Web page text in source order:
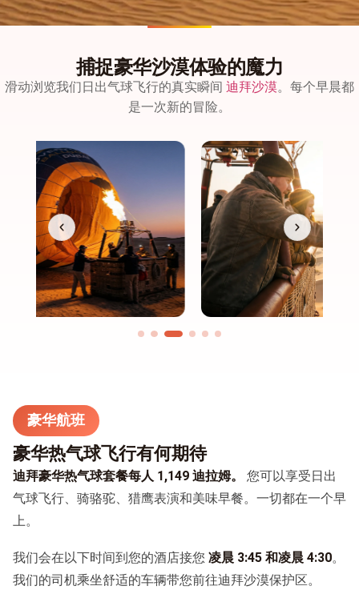
捕捉豪华沙漠体验的魔力
滑动浏览我们日出气球飞行的真实瞬间 迪拜沙漠。每个早晨都
是一次新的冒险。
豪华航班
豪华热气球飞行有何期待
迪拜豪华热气球套餐每人 1,149 迪拉姆。
您可以享受日出
气球飞行、骑骆驼、猎鹰表演和美味早餐。一切都在一个早
上。
我们会在以下时间到您的酒店接您 凌晨 3:45 和凌晨 4:30。
我们的司机乘坐舒适的车辆带您前往迪拜沙漠保护区。